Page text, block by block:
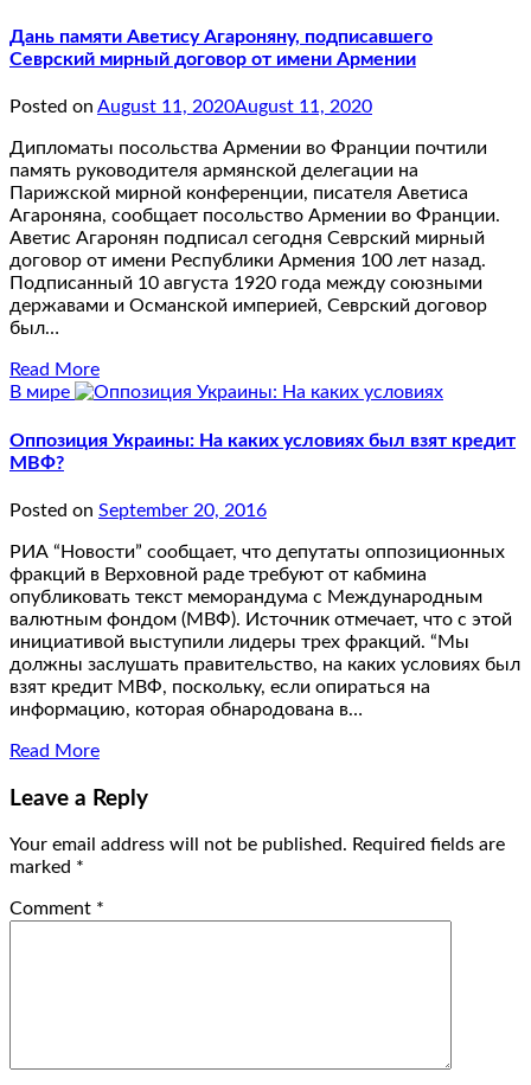
Дань памяти Аветису Агароняну, подписавшего
Севрский мирный договор от имени Армении
Posted on August 11, 2020August 11, 2020
Дипломаты посольства Армении во Франции почтили
память руководителя армянской делегации на
Парижской мирной конференции, писателя Аветиса
Агароняна, сообщает посольство Армении во Франции.
Аветис Агаронян подписал сегодня Севрский мирный
договор от имени Республики Армения 100 лет назад.
Подписанный 10 августа 1920 года между союзными
державами и Османской империей, Севрский договор
был…
Read More
В мире
Оппозиция Украины: На каких условиях был взят кредит
МВФ?
Posted on September 20, 2016
РИА “Новости” сообщает, что депутаты оппозиционных
фракций в Верховной раде требуют от кабмина
опубликовать текст меморандума с Международным
валютным фондом (МВФ). Источник отмечает, что с этой
инициативой выступили лидеры трех фракций. “Мы
должны заслушать правительство, на каких условиях был
взят кредит МВФ, поскольку, если опираться на
информацию, которая обнародована в…
Read More
Leave a Reply
Your email address will not be published. Required fields are
marked *
Comment *